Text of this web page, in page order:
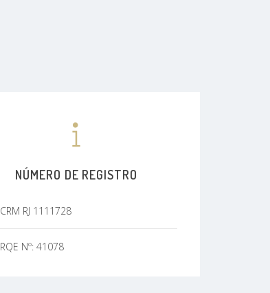
NÚMERO DE REGISTRO
CRM RJ 1111728
RQE Nº: 41078